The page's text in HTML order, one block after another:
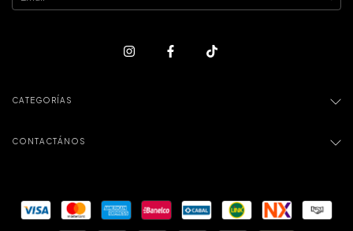
CATEGORÍAS
CONTACTÁNOS